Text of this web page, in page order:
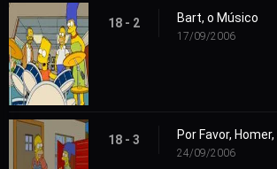
18 - 2 Bart, o Músico
17/09/2006
18 - 3
24/09/2006